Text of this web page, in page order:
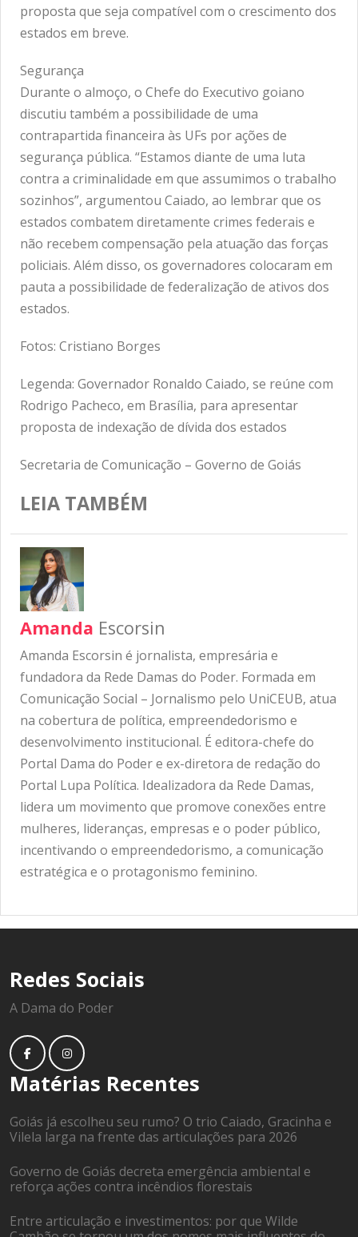
proposta que seja compatível com o crescimento dos
estados em breve.
Segurança
Durante o almoço, o Chefe do Executivo goiano
discutiu também a possibilidade de uma
contrapartida financeira às UFs por ações de
segurança pública. “Estamos diante de uma luta
contra a criminalidade em que assumimos o trabalho
sozinhos”, argumentou Caiado, ao lembrar que os
estados combatem diretamente crimes federais e
não recebem compensação pela atuação das forças
policiais. Além disso, os governadores colocaram em
pauta a possibilidade de federalização de ativos dos
estados.
Fotos: Cristiano Borges
Legenda: Governador Ronaldo Caiado, se reúne com
Rodrigo Pacheco, em Brasília, para apresentar
proposta de indexação de dívida dos estados
Secretaria de Comunicação – Governo de Goiás
LEIA TAMBÉM
Amanda Escorsin
Amanda Escorsin é jornalista, empresária e
fundadora da Rede Damas do Poder. Formada em
Comunicação Social – Jornalismo pelo UniCEUB, atua
na cobertura de política, empreendedorismo e
desenvolvimento institucional. É editora-chefe do
Portal Dama do Poder e ex-diretora de redação do
Portal Lupa Política. Idealizadora da Rede Damas,
lidera um movimento que promove conexões entre
mulheres, lideranças, empresas e o poder público,
incentivando o empreendedorismo, a comunicação
estratégica e o protagonismo feminino.
Redes Sociais
A Dama do Poder
Matérias Recentes
Goiás já escolheu seu rumo? O trio Caiado, Gracinha e
Vilela larga na frente das articulações para 2026
Governo de Goiás decreta emergência ambiental e
reforça ações contra incêndios florestais
Entre articulação e investimentos: por que Wilde